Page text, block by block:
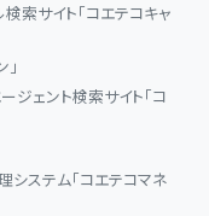
索サイト「コエテコキャ
ジェント検索サイト「コ
システム「コエテコマネ